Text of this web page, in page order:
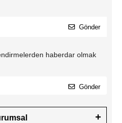
Gönder
haberdar olmak
Gönder